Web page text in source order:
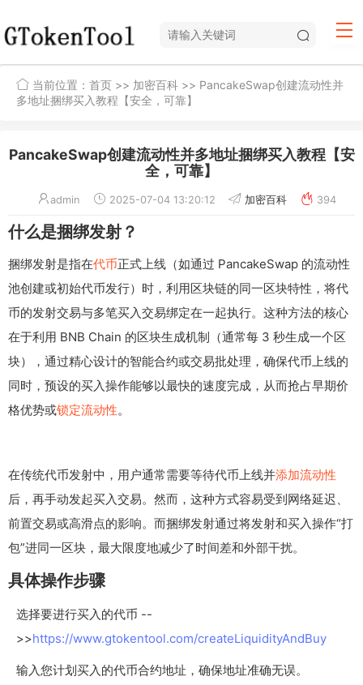
当前位置： 首页 >> 加密百科 >> PancakeSwap创建流动性并
多地址捆绑买入教程【安全，可靠】
PancakeSwap创建流动性并多地址捆绑买入教程【安
全，可靠】
admin 2025-07-04 13:20:12 加密百科 394
什么是捆绑发射？
捆绑发射是指在代币正式上线（如通过 PancakeSwap 的流动性
池创建或初始代币发行）时，利用区块链的同一区块特性，将代
币的发射交易与多笔买入交易绑定在一起执行。这种方法的核心
在于利用 BNB Chain 的区块生成机制（通常每 3 秒生成一个区
块），通过精心设计的智能合约或交易批处理，确保代币上线的
同时，预设的买入操作能够以最快的速度完成，从而抢占早期价
格优势或锁定流动性。
在传统代币发射中，用户通常需要等待代币上线并添加流动性
后，再手动发起买入交易。然而，这种方式容易受到网络延迟、
前置交易或高滑点的影响。而捆绑发射通过将发射和买入操作“打
包”进同一区块，最大限度地减少了时间差和外部干扰。
具体操作步骤
选择要进行买入的代币 --
>>https://www.gtokentool.com/createLiquidityAndBuy
输入您计划买入的代币合约地址，确保地址准确无误。